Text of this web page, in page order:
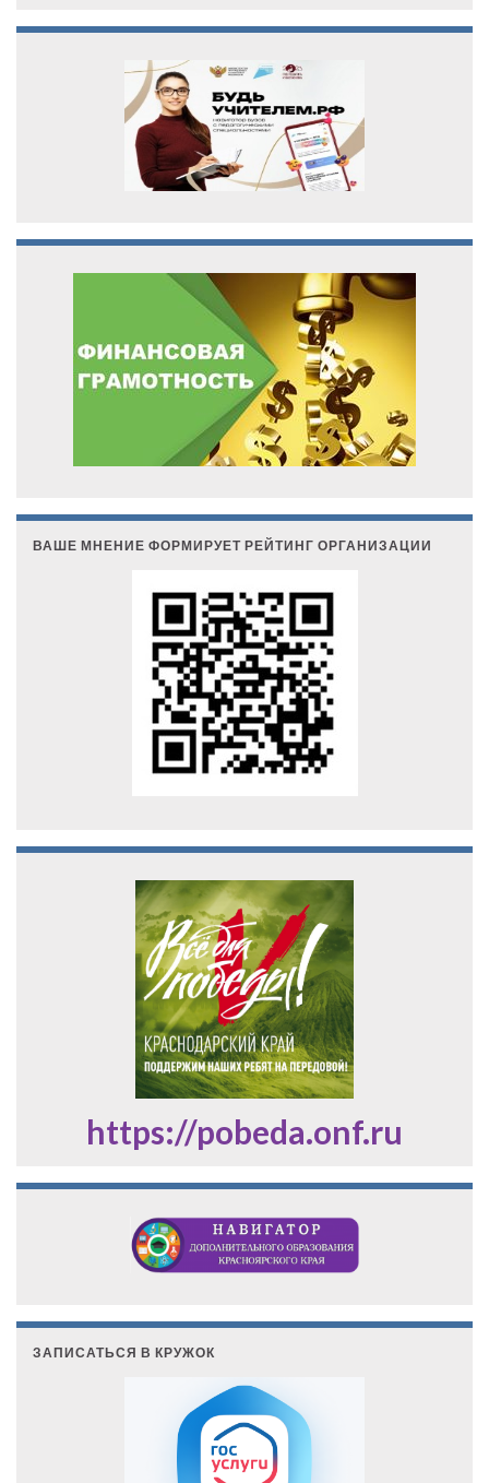
ВАШЕ МНЕНИЕ ФОРМИРУЕТ РЕЙТИНГ ОРГАНИЗАЦИИ
https://pobeda.onf.ru
ЗАПИСАТЬСЯ В КРУЖОК